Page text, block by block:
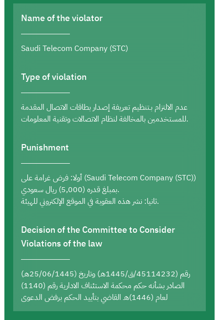
Name of the violator
Saudi Telecom Company (STC)
Type of violation
عدم الالتزام بـتنظيم تعريفة إصدار بطاقات الاتصال المقدمة
للمستخدمين بالمخالفة لنظام الاتصالات وتقنية المعلومات.
Punishment
أولا: فرض غرامة على (Saudi Telecom Company (STC))
بمبلغ قدره (5,000) ريال سعودي.
ثانيا: نشر هذه العقوبة في الموقع الإلكتروني للهيئة.
Decision of the Committee to Consider
Violations of the law
رقم (45114232/ق/1445هـ) وتاريخ (25/06/1445هـ)
الصادر بشأنه حكم محكمة الاستئناف الادارية رقم (1140)
لعام (1446)هـ القاضي بتأييد الحكم برفض الدعوى